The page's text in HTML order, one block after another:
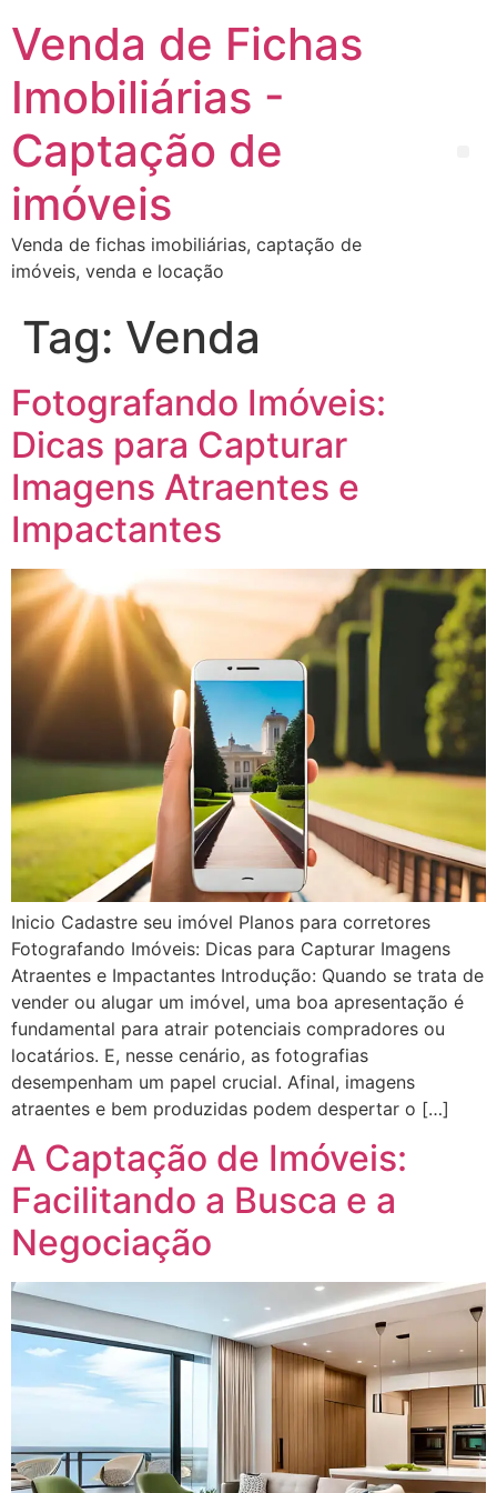
Venda de Fichas
Imobiliárias -
Captação de
imóveis
Venda de fichas imobiliárias, captação de
imóveis, venda e locação
Tag: Venda
Fotografando Imóveis:
Dicas para Capturar
Imagens Atraentes e
Impactantes
Inicio Cadastre seu imóvel Planos para corretores
Fotografando Imóveis: Dicas para Capturar Imagens
Atraentes e Impactantes Introdução: Quando se trata de
vender ou alugar um imóvel, uma boa apresentação é
fundamental para atrair potenciais compradores ou
locatários. E, nesse cenário, as fotografias
desempenham um papel crucial. Afinal, imagens
atraentes e bem produzidas podem despertar o […]
A Captação de Imóveis:
Facilitando a Busca e a
Negociação